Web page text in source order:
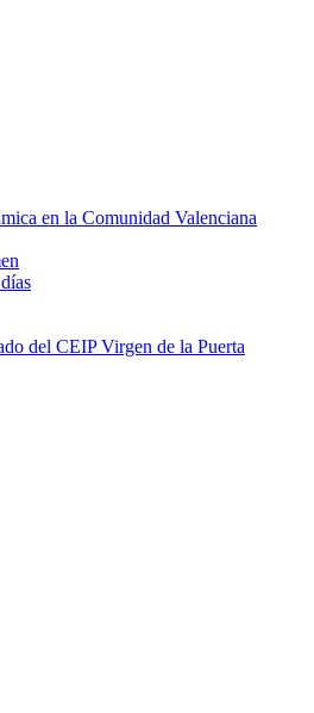
en la Comunidad Valenciana
del CEIP Virgen de la Puerta